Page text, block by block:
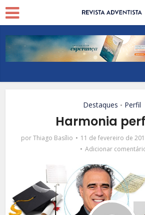
Destaques • Perfil
Harmonia
por Thiago Basílio 11 de fevereiro de
Adicionar